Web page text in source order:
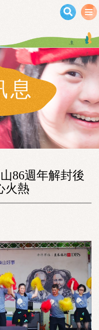
息
86週年解封後
火熱